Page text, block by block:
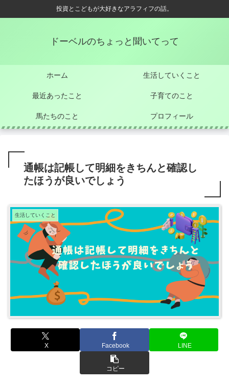
投資とこどもが大好きなアラフィフの話。
ドーベルのちょっと聞いてって
ホーム 生活していくこと
最近あったこと 子育てのこと
馬たちのこと プロフィール
通帳は記帳して明細をきちんと確認し
たほうが良いでしょう
生活していくこと
X Facebook LINE
コピー